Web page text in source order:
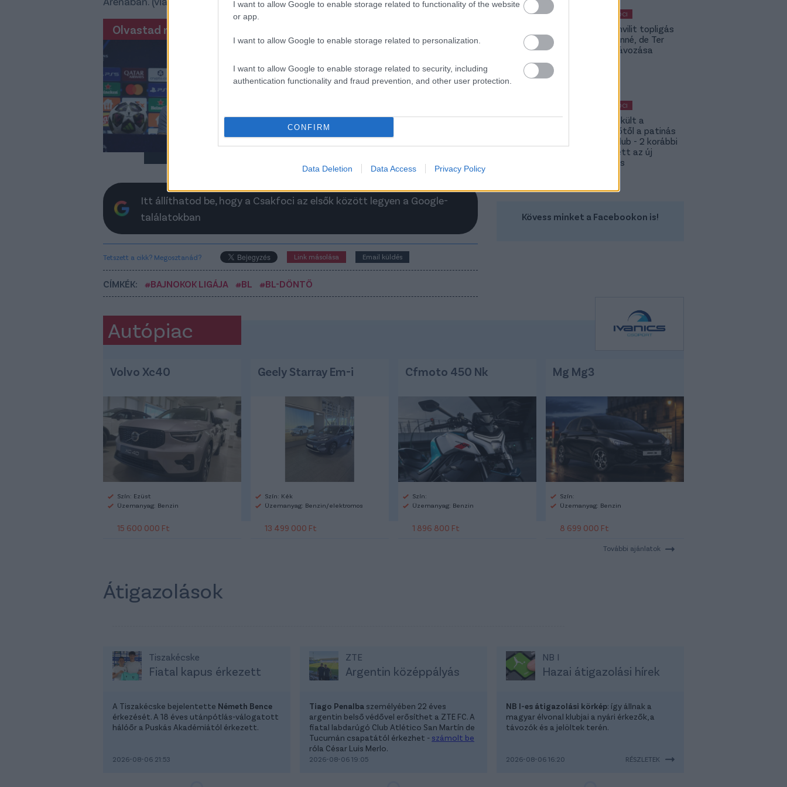
I want to allow Google to enable storage related to functionality of the website
or app.
I want to allow Google to enable storage related to personalization.
I want to allow Google to enable storage related to security, including
authentication functionality and fraud prevention, and other user protection.
CONFIRM
Data Deletion Data Access Privacy Policy
Olvastad már?
BL-döntő: "Ennek a találkozónak
leckét" - edzői várakozások
Elolvasom
Itt állíthatod be, hogy a Csakfoci az elsők között legyen a Google-
találatokban
Tetszett a cikk? Megosztanád? Link másolása Email küldés
CÍMKÉK: #BAJNOKOK LIGÁJA #BL #BL-DÖNTŐ
MAGYAR FOCI
Yaakobishvilit topligás
csapat vinné, de Ter
Stegen távozása
MAGYAR FOCI
Megmenekült a
süllyesztőtől a patinás
magyar klub - 2 korábbi
játékos lett az új
tulajdonos
Kövess minket a Facebookon is!
Autópiac
Volvo Xc40
Szín: Ezüst
Üzemanyag: Benzin
15 600 000 Ft
Geely Starray Em-i
Szín: Kék
Üzemanyag: Benzin/elektromos
13 499 000 Ft
Cfmoto 450 Nk
Szín:
Üzemanyag: Benzin
1 896 800 Ft
Mg Mg3
Szín:
Üzemanyag: Benzin
8 699 000 Ft
További ajánlatok
Átigazolások
Tiszakécske
Fiatal kapus érkezett
A Tiszakécske bejelentette Németh Bence
érkezését. A 18 éves utánpótlás-válogatott
hálóőr a Puskás Akadémiától érkezett.
2026-08-06 21:53
ZTE
Argentin középpályás
Tiago Penalba személyében 22 éves
argentin belső védővel erősíthet a ZTE FC. A
fiatal labdarúgó Club Atlético San Martín de
Tucumán csapatától érkezhet - számolt be
róla César Luis Merlo.
2026-08-06 19:05
NB I
Hazai átigazolási hírek
NB I-es átigazolási körkép: így állnak a
magyar élvonal klubjai a nyári érkezők, a
távozók és a jelöltek terén.
2026-08-06 16:20 RÉSZLETEK